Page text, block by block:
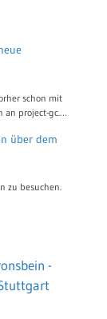
schon mit
an project-gc.…
über dem
zu besuchen.
-